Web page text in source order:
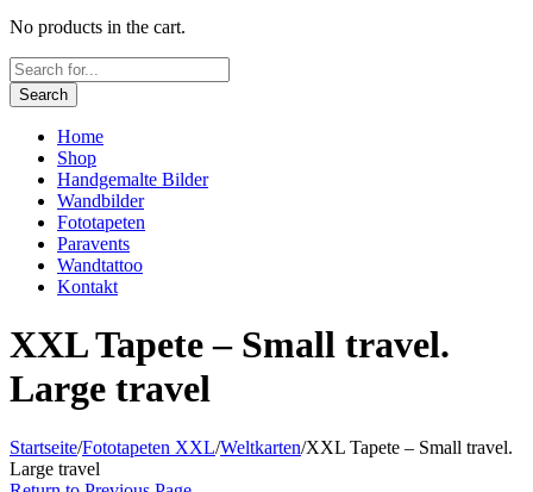
No products in the cart.
Search
Home
Shop
Handgemalte Bilder
Wandbilder
Fototapeten
Paravents
Wandtattoo
Kontakt
XXL Tapete – Small travel.
Large travel
Startseite/Fototapeten XXL/Weltkarten/XXL Tapete – Small travel.
Large travel